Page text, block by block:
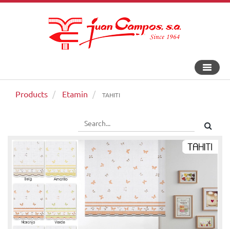
Toggle
Products Etamin TAHITI